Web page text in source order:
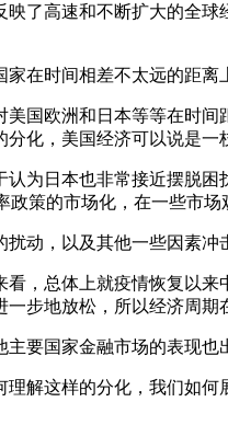
映了高速和不断扩大的全
在时间相差不太远的距
国欧洲和日本等等在时
化，美国经济可以说是
为日本也非常接近摆脱
策的市场化，在一些市场
动，以及其他一些因素
，总体上就疫情恢复以
步地放松，所以经济周
要国家金融市场的表现也
解这样的分化，我们如